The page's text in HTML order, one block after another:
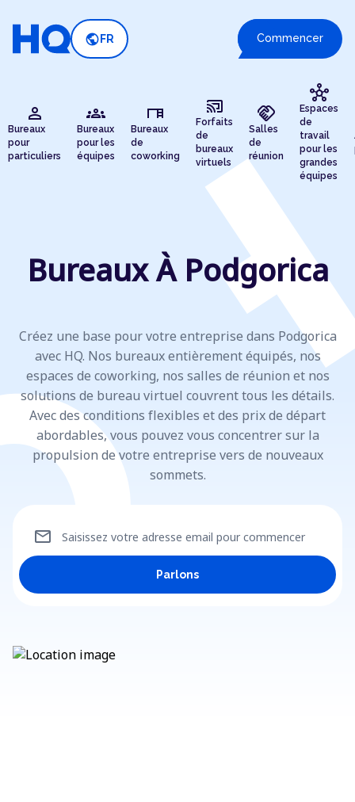
public FR Commencer
person
Bureaux
pour
particuliers
groups
Bureaux
pour les
équipes
desk
Bureaux
de
coworking
cast_connected
Forfaits
de
bureaux
virtuels
handshake
Salles
de
réunion
hub
Espaces
de
travail
pour les
grandes
équipes
Bureaux À Podgorica
Créez une base pour votre entreprise dans Podgorica
avec HQ. Nos bureaux entièrement équipés, nos
espaces de coworking, nos salles de réunion et nos
solutions de bureau virtuel couvrent tous les détails.
Avec des conditions flexibles et des prix de départ
abordables, vous pouvez vous concentrer sur la
propulsion de votre entreprise vers de nouveaux
sommets.
Saisissez votre adresse email pour commencer
mail
Parlons